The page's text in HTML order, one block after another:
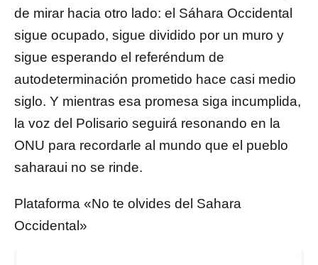
de mirar hacia otro lado: el Sáhara Occidental
sigue ocupado, sigue dividido por un muro y
sigue esperando el referéndum de
autodeterminación prometido hace casi medio
siglo. Y mientras esa promesa siga incumplida,
la voz del Polisario seguirá resonando en la
ONU para recordarle al mundo que el pueblo
saharaui no se rinde.
Plataforma «No te olvides del Sahara
Occidental»